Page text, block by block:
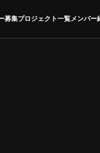
募集プロジェクト一覧メンバー